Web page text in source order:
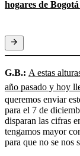
hogares de
G.B.: A estas
año pasado y hoy
queremos enviar
para el 7 de
disparan las cifras
tengamos mayor
para que no se nos